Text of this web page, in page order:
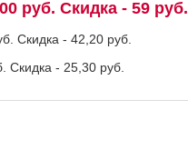
руб. Скидка - 59 руб.
Скидка - 42,20 руб.
Скидка - 25,30 руб.